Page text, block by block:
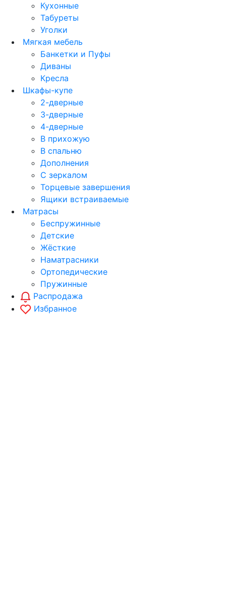
Кухонные
Табуреты
Уголки
Мягкая мебель
Банкетки и Пуфы
Диваны
Кресла
Шкафы-купе
2-дверные
3-дверные
4-дверные
В прихожую
В спальню
Дополнения
С зеркалом
Торцевые завершения
Ящики встраиваемые
Матрасы
Беспружинные
Детские
Жёсткие
Наматрасники
Ортопедические
Пружинные
Распродажа
Избранное